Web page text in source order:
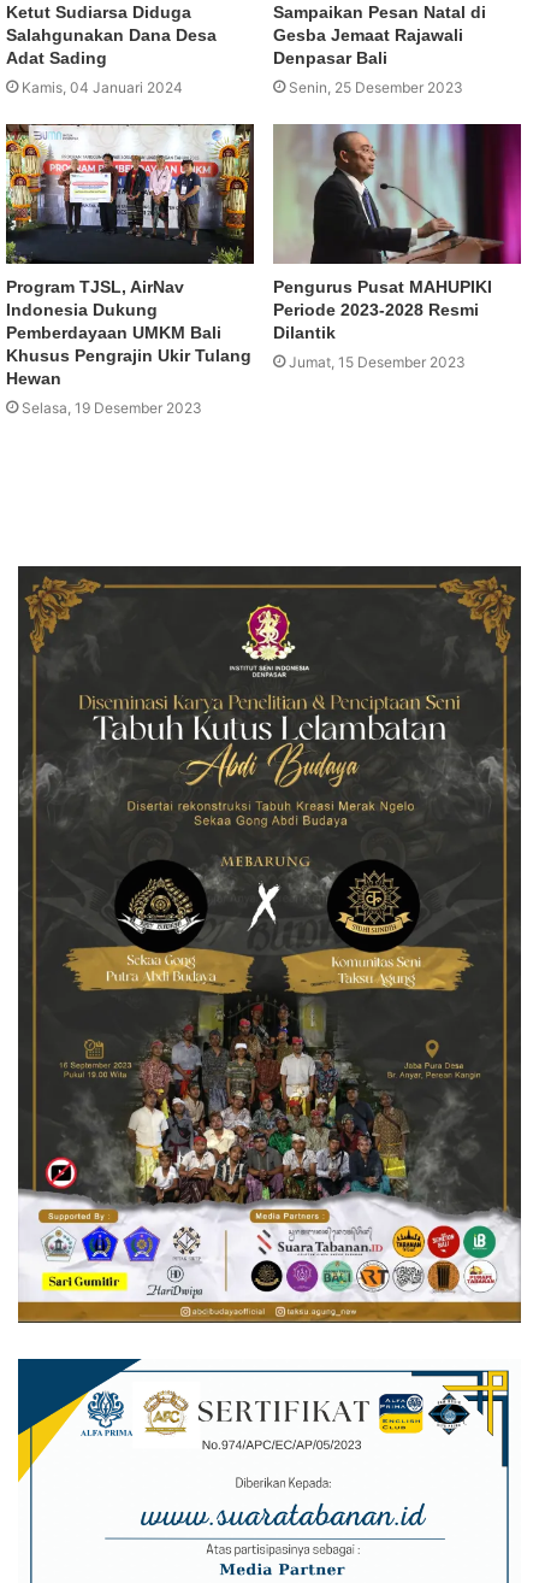
Ketut Sudiarsa Diduga
Salahgunakan Dana Desa
Adat Sading
Kamis, 04 Januari 2024
Sampaikan Pesan Natal di
Gesba Jemaat Rajawali
Denpasar Bali
Senin, 25 Desember 2023
Program TJSL, AirNav
Indonesia Dukung
Pemberdayaan UMKM Bali
Khusus Pengrajin Ukir Tulang
Hewan
Selasa, 19 Desember 2023
Pengurus Pusat MAHUPIKI
Periode 2023-2028 Resmi
Dilantik
Jumat, 15 Desember 2023